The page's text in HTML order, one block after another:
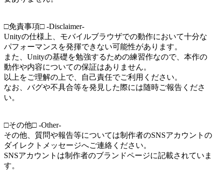
□免責事項□ -Disclaimer-
Unityの仕様上、モバイルブラウザでの動作において十分な
パフォーマンスを発揮できない可能性があります。
また、Unityの基礎を勉強するための練習作なので、本作の
動作や内容についての保証はありません。
以上をご理解の上で、自己責任でご利用ください。
なお、バグや不具合等を発見した際には随時ご報告くださ
い。
□その他□ -Other-
その他、質問や報告等については制作者のSNSアカウントの
ダイレクトメッセージへご連絡ください。
SNSアカウントは制作者のブランドページに記載されていま
す。